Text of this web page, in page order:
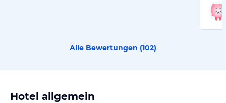
Alle Bewertungen (102)
Hotel allgemein